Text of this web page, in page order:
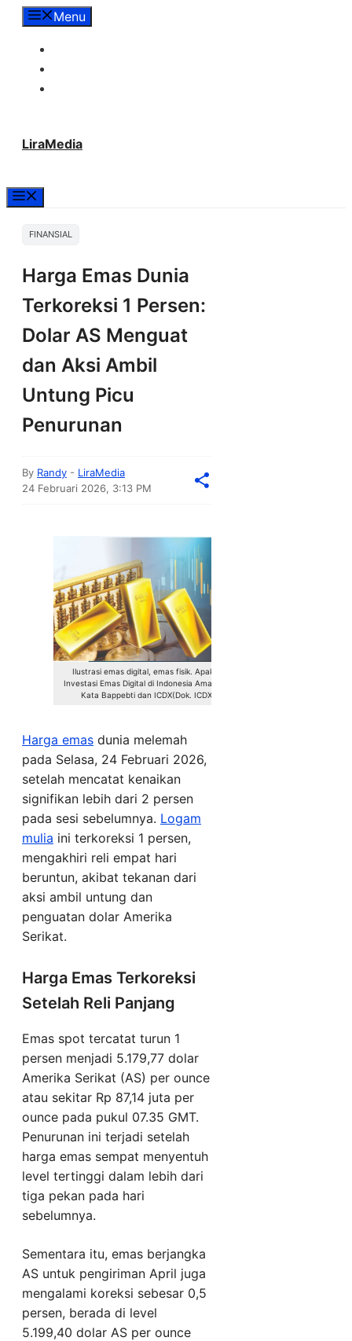
LangsungMenu
LiraMedia
FINANSIAL
Harga Emas Dunia
Terkoreksi 1 Persen:
Dolar AS Menguat
dan Aksi Ambil
Untung Picu
Penurunan
By Randy - LiraMedia
24 Februari 2026, 3:13 PM
Ilustrasi emas digital, emas fisik. Apakah
Investasi Emas Digital di Indonesia Aman? Ini
Kata Bappebti dan ICDX(Dok. ICDX)
Harga emas dunia melemah
pada Selasa, 24 Februari 2026,
setelah mencatat kenaikan
signifikan lebih dari 2 persen
pada sesi sebelumnya. Logam
mulia ini terkoreksi 1 persen,
mengakhiri reli empat hari
beruntun, akibat tekanan dari
aksi ambil untung dan
penguatan dolar Amerika
Serikat.
Harga Emas Terkoreksi
Setelah Reli Panjang
Emas spot tercatat turun 1
persen menjadi 5.179,77 dolar
Amerika Serikat (AS) per ounce
atau sekitar Rp 87,14 juta per
ounce pada pukul 07.35 GMT.
Penurunan ini terjadi setelah
harga emas sempat menyentuh
level tertinggi dalam lebih dari
tiga pekan pada hari
sebelumnya.
Sementara itu, emas berjangka
AS untuk pengiriman April juga
mengalami koreksi sebesar 0,5
persen, berada di level
5.199,40 dolar AS per ounce